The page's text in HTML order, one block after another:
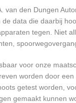
van den Dungen
data die daarbij
tegen. Niet
voor onze
worden door een
getest worden,
gemaakt kunnen